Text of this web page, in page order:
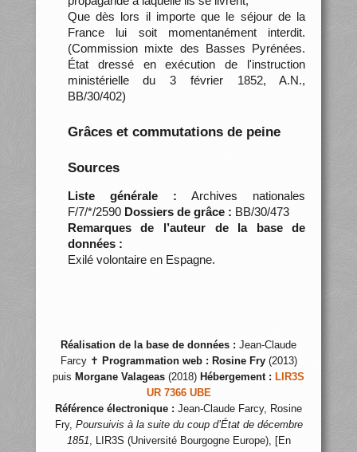
Que dès lors il importe que le séjour de la
France lui soit momentanément interdit.
(Commission mixte des Basses Pyrénées.
État dressé en exécution de l'instruction
ministérielle du 3 février 1852, A.N.,
BB/30/402)
Grâces et commutations de peine
Sources
Liste générale : Archives nationales
F/7/*/2590 Dossiers de grâce : BB/30/473
Remarques de l’auteur de la base de
données :
Exilé volontaire en Espagne.
Réalisation de la base de données : Jean-Claude
Farcy ✝ Programmation web : Rosine Fry(2013)
puis Morgane Valageas (2018) Hébergement : LIR3S
UR 7366 UBE
Référence électronique : Jean-Claude Farcy, Rosine
Fry, Poursuivis à la suite du coup d’État de décembre
1851, LIR3S (Université Bourgogne Europe), [En